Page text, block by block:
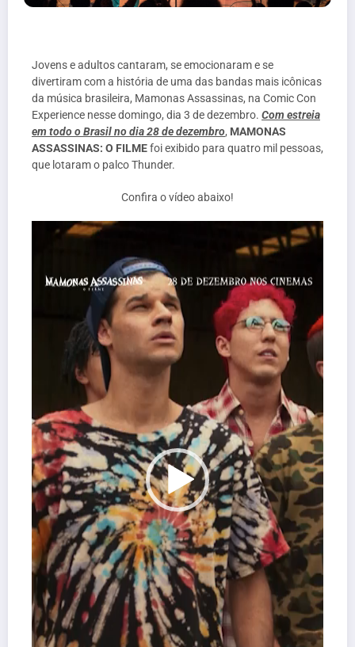
Jovens e adultos cantaram, se emocionaram e se
divertiram com a história de uma das bandas mais icônicas
da música brasileira, Mamonas Assassinas, na Comic Con
Experience nesse domingo, dia 3 de dezembro. Com estreia
em todo o Brasil no dia 28 de dezembro, MAMONAS
ASSASSINAS: O FILMEfoi exibido para quatro mil pessoas,
que lotaram o palco Thunder.
Confira o vídeo abaixo!
Tocador